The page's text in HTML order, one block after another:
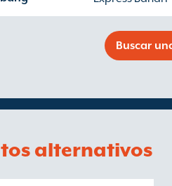
Buscar
alternativos